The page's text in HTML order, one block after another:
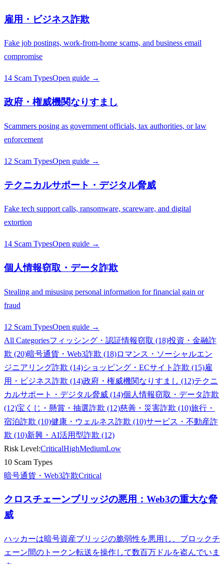
雇用・ビジネス詐欺
Fake job postings, work-from-home scams, and business email
compromise
14 Scam TypesOpen guide →
政府・権威機関なりすまし
Scammers posing as government officials, tax authorities, or law
enforcement
12 Scam TypesOpen guide →
テクニカルサポート・デジタル脅威
Fake tech support calls, ransomware, scareware, and digital
extortion
14 Scam TypesOpen guide →
個人情報窃取・データ詐欺
Stealing and misusing personal information for financial gain or
fraud
12 Scam TypesOpen guide →
All Categoriesフィッシング・認証情報窃取 (18)投資・金融詐
欺 (20)暗号通貨・Web3詐欺 (18)ロマンス・ソーシャルエン
ジニアリング詐欺 (14)ショッピング・ECサイト詐欺 (15)雇
用・ビジネス詐欺 (14)政府・権威機関なりすまし (12)テクニ
カルサポート・デジタル脅威 (14)個人情報窃取・データ詐欺
(12)宝くじ・懸賞・抽選詐欺 (12)慈善・災害詐欺 (10)旅行・
宿泊詐欺 (10)健康・ウェルネス詐欺 (10)サービス・不動産詐
欺 (10)新興・AI活用型詐欺 (12)
Risk Level:CriticalHighMediumLow
10 Scam Types
暗号通貨・Web3詐欺Critical
クロスチェーンブリッジの悪用：Web3の重大な脅
威
ハッカーは暗号資産ブリッジの脆弱性を悪用し、ブロックチ
ェーン間のトークン転送を操作して数百万ドルを盗んでいま